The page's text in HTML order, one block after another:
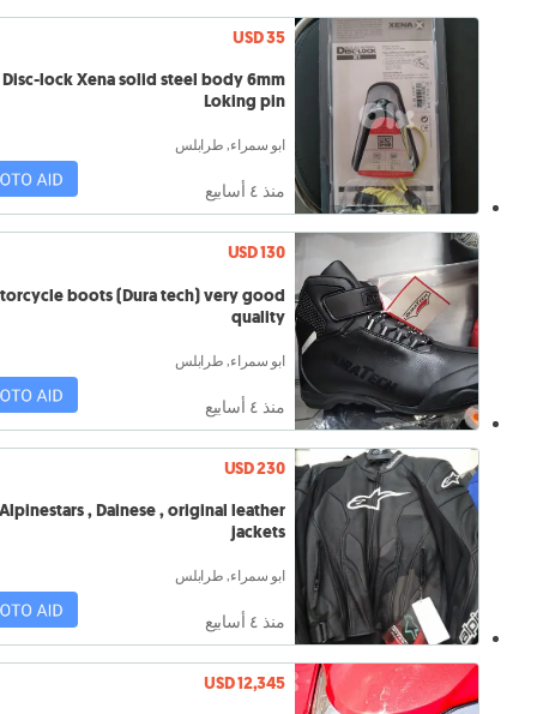
USD 35
Disc-lock Xena solid steel body 6mm
Loking pin
ابو سمراء, طرابلس
منذ ٤ أسابيع
USD 130
boots (Dura tech) very good
quality
ابو سمراء, طرابلس
منذ ٤ أسابيع
USD 230
, Dainese , original leather
jackets
ابو سمراء, طرابلس
منذ ٤ أسابيع
USD 12,345